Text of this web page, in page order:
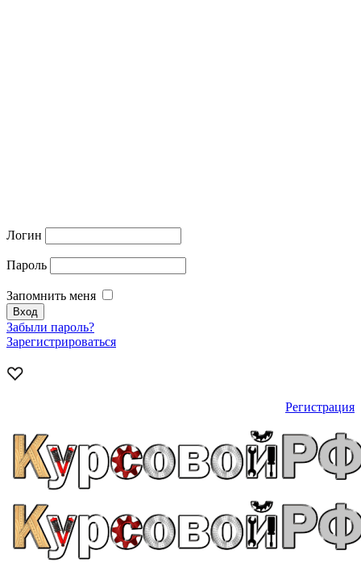
Логин
Пароль
Запомнить меня
Забыли пароль?
Зарегистрироваться
Регистрация